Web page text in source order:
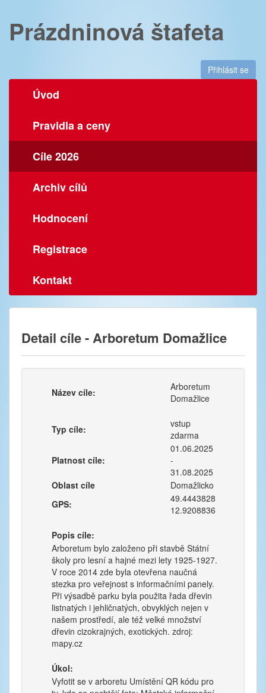
Prázdninová štafeta
Přihlásit se
Úvod
Pravidla a ceny
Cíle 2026
Archiv cílů
Hodnocení
Registrace
Kontakt
Detail cíle - Arboretum Domažlice
Název cíle:
Arboretum
Domažlice
Typ cíle:
vstup
zdarma
Platnost cíle:
01.06.2025
-
31.08.2025
Oblast cíle
Domažlicko
GPS:
49.4443828
12.9208836
Popis cíle:
Arboretum bylo založeno při stavbě Státní
školy pro lesní a hajné mezi lety 1925-1927.
V roce 2014 zde byla otevřena naučná
stezka pro veřejnost s informačními panely.
Při výsadbě parku byla použita řada dřevin
listnatých i jehličnatých, obvyklých nejen v
našem prostředí, ale též velké množství
dřevin cizokrajných, exotických. zdroj:
mapy.cz
Úkol:
Vyfotit se v arboretu Umístění QR kódu pro